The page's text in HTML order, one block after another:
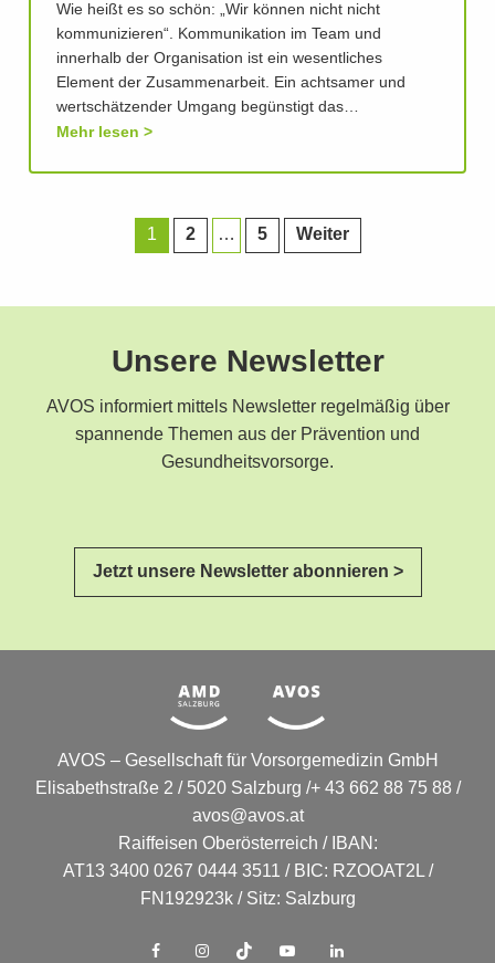
Wie heißt es so schön: „Wir können nicht nicht
kommunizieren“. Kommunikation im Team und
innerhalb der Organisation ist ein wesentliches
Element der Zusammenarbeit. Ein achtsamer und
wertschätzender Umgang begünstigt das…
Mehr lesen
1 2 … 5 Weiter
Unsere Newsletter
AVOS informiert mittels Newsletter regelmäßig über
spannende Themen aus der Prävention und
Gesundheitsvorsorge.
Jetzt unsere Newsletter abonnieren >
AVOS – Gesellschaft für Vorsorgemedizin GmbH
Elisabethstraße 2 / 5020 Salzburg /+ 43 662 88 75 88 /
avos@avos.at
Raiffeisen Oberösterreich / IBAN:
AT13 3400 0267 0444 3511 / BIC: RZOOAT2L /
FN192923k / Sitz: Salzburg